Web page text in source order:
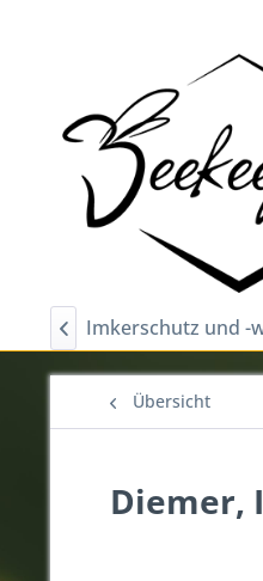
Imkerschutz und -

Übersicht
Diemer,